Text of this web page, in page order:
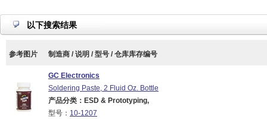
以下搜索结果
参考图片 制造商 / 说明 / 型号 / 仓库库存编号
GC Electronics
Soldering Paste, 2 Fluid Oz. Bottle
产品分类：ESD & Prototyping,
型号： 10-1207